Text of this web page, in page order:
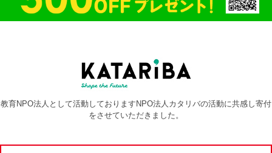
教育NPO法人として活動しておりますNPO法人カタリバの活動に共感し寄付
をさせていただきました。